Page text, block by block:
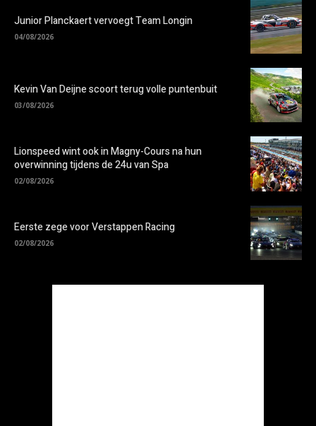
Junior Planckaert vervoegt Team Longin
04/08/2026
Kevin Van Deijne scoort terug volle puntenbuit
03/08/2026
Lionspeed wint ook in Magny-Cours na hun
overwinning tijdens de 24u van Spa
02/08/2026
Eerste zege voor Verstappen Racing
02/08/2026